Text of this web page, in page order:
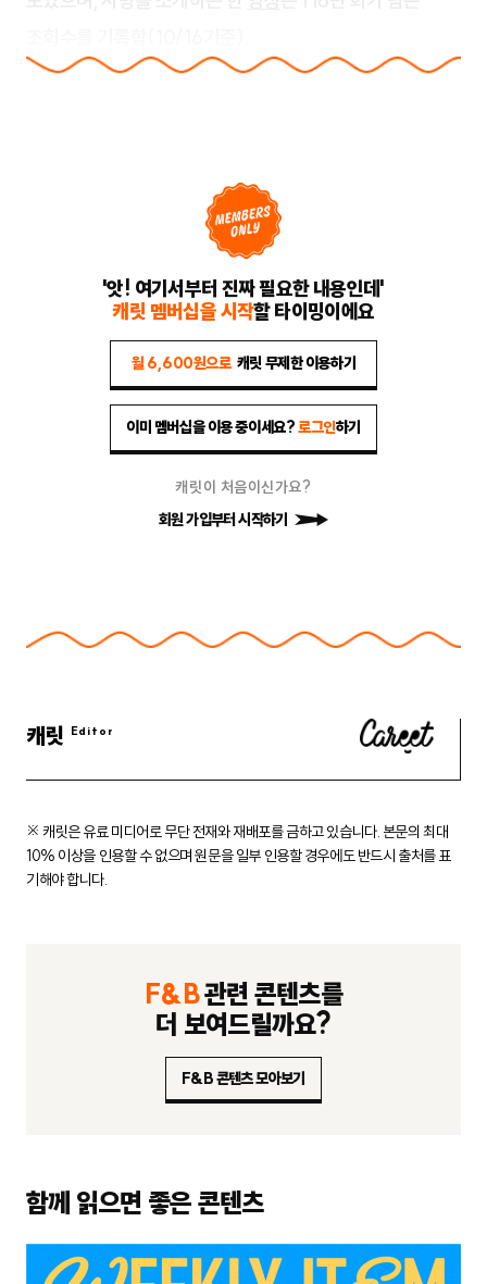
'앗! 여기서부터 진짜 필요한 내용인데'
캐릿 멤버십을 시작할 타이밍이에요
월 6,600원으로 캐릿 무제한 이용하기
이미 멤버십을 이용 중이세요?로그인하기
캐릿이 처음이신가요?
회원 가입부터 시작하기
캐릿
※ 캐릿은 유료 미디어로 무단 전재와 재배포를 금하고 있습니다. 본문의 최대
10% 이상을 인용할 수 없으며 원문을 일부 인용할 경우에도반드시 출처를 표
기해야 합니다.
F&B관련 콘텐츠를
더 보여드릴까요?
F&B 콘텐츠 모아보기
함께 읽으면 좋은 콘텐츠